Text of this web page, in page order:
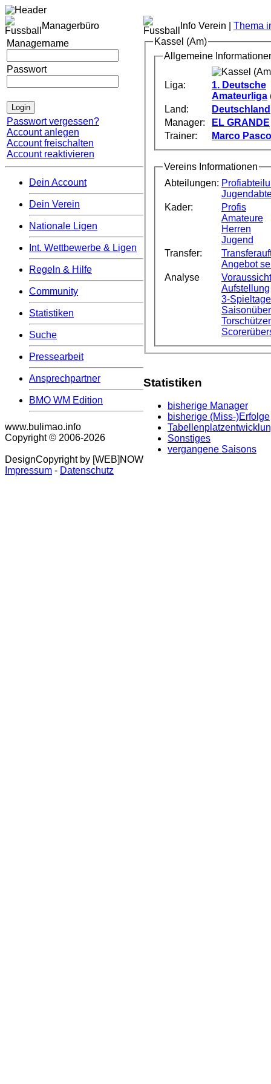
Managerbüro
Managername
Passwort
Passwort vergessen?
Account anlegen
Account freischalten
Account reaktivieren
Dein Account
Dein Verein
Nationale Ligen
Int. Wettbewerbe & Ligen
Regeln & Hilfe
Community
Statistiken
Suche
Pressearbeit
Ansprechpartner
BMO WM Edition
www.bulimao.info
Copyright © 2006-2026
DesignCopyright by [WEB]NOW
Info Verein | Thema
Kassel (Am)
Allgemeine
Liga:
1. Deutsche
Amateurliga
Land:
Deutschland
Manager:
EL GRANDE
Trainer:
Marco
Vereins Informationen
Abteilungen:
Kader:
Profis
Amateure
Herren
Jugend
Transfer:
Angebot
Analyse
Aufstellung
3-
Statistiken
bisherige Manager
bisherige (Miss-)Erfolge
Sonstiges
vergangene Saisons
Impressum - Datenschutz